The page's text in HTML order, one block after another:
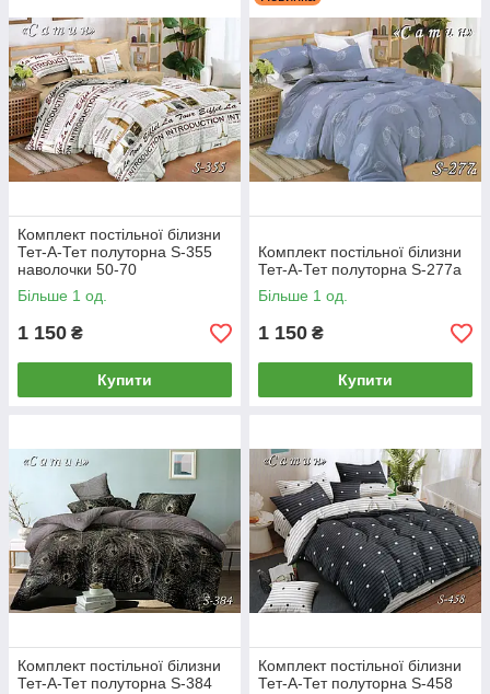
розкрою тканини. Це не розглядається
як брак і не є причиною для повернення
чи заміни.
У всіх комплектах, які йдуть із
компаньйоном, наволочки можуть
бути або як підковдра або як
простирадло!
Комплект постільної білизни
Тет-А-Тет полуторна S-355
наволочки 50-70
Більше 1 од.
1 150 ₴
Купити
Комплект постільної білизни
Тет-А-Тет полуторна S-277а
Більше 1 од.
1 150 ₴
Купити
Комплект постільної білизни
Тет-А-Тет полуторна S-384
Комплект постільної білизни
Тет-А-Тет полуторна S-458